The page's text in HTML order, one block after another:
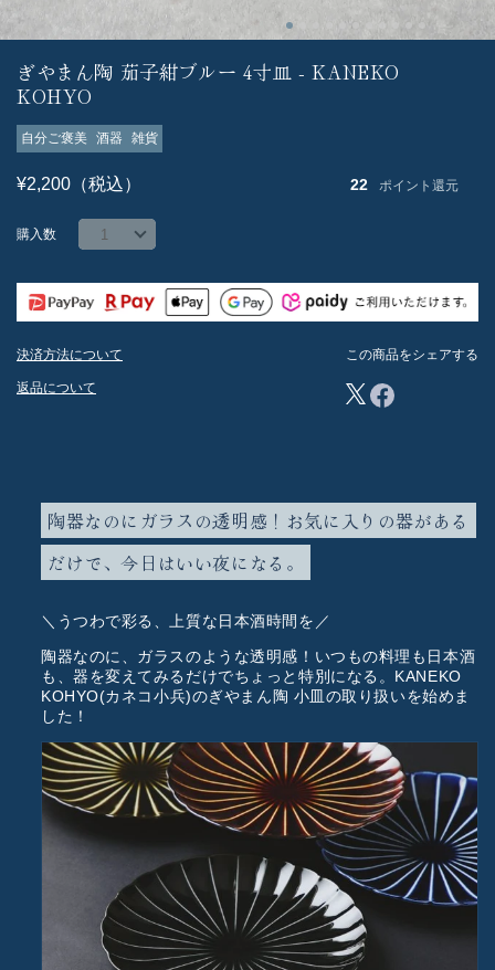
ぎやまん陶 茄子紺ブルー 4寸皿 - KANEKO
KOHYO
自分ご褒美 酒器 雑貨
¥2,200（税込） 22 ポイント還元
購入数
決済方法について
返品について
この商品をシェアする
陶器なのにガラスの透明感！お気に入りの器がある
だけで、今日はいい夜になる。
＼うつわで彩る、上質な日本酒時間を／
陶器なのに、ガラスのような透明感！いつもの料理も日本酒
も、器を変えてみるだけでちょっと特別になる。KANEKO
KOHYO(カネコ小兵)のぎやまん陶 小皿の取り扱いを始めま
した！